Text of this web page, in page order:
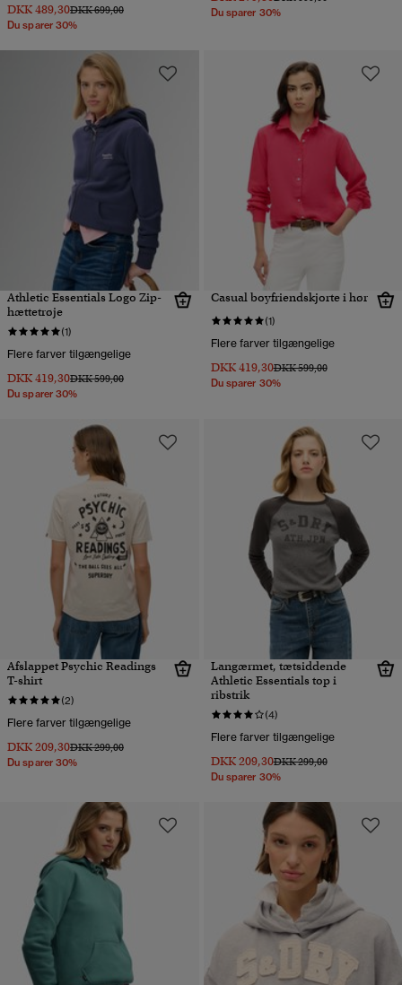
DKK 489,30Pris nedsat fra
DKK 699,00til
Du sparer 30%
Du sparer 30%
Athletic Essentials Logo Zip-
hættetrøje
(1)
Flere farver tilgængelige
DKK 419,30Pris nedsat fra
DKK 599,00til
Du sparer 30%
Casual boyfriendskjorte i hør
(1)
Flere farver tilgængelige
DKK 419,30Pris nedsat fra
DKK 599,00til
Du sparer 30%
Afslappet Psychic Readings
T-shirt
(2)
Flere farver tilgængelige
DKK 209,30Pris nedsat fra
DKK 299,00til
Du sparer 30%
Langærmet, tætsiddende
Athletic Essentials top i
ribstrik
(4)
Flere farver tilgængelige
DKK 209,30Pris nedsat fra
DKK 299,00til
Du sparer 30%